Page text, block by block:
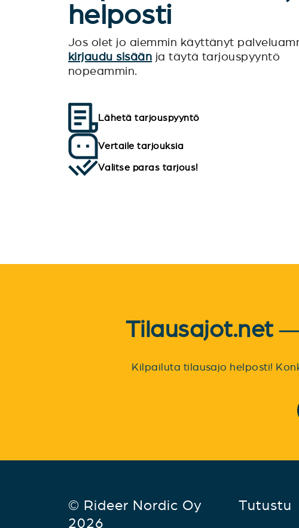
helposti
Jos olet jo aiemmin käyttänyt
kirjaudu sisään ja täytä tarjouspyyntö
nopeammin.
Lähetä tarjouspyyntö
Vertaile tarjouksia
Valitse paras tarjous!
Tilausajot.net
Kilpailuta tilausajo helposti!
© Rideer Nordic Oy
2026
Tutustu